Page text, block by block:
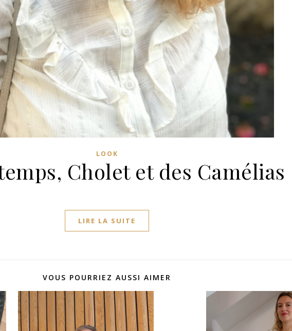
LOOK
Cholet et des Camélias
LIRE LA SUITE
VOUS POURRIEZ AUSSI AIMER